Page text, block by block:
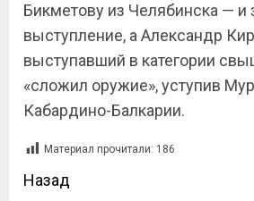
Бикметову из Челябинска — и
выступление, а Александр
выступавший в категории
«сложил оружие», уступив
Кабардино-Балкарии.
Материал прочитали: 186
Назад